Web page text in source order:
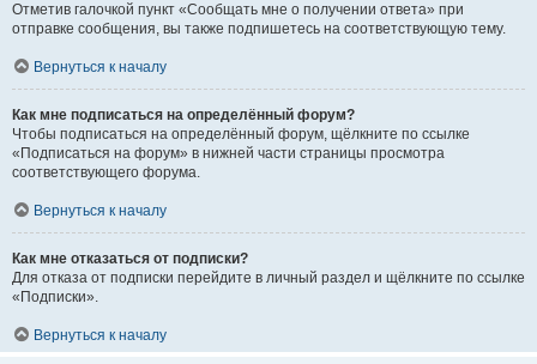
Отметив галочкой пункт «Сообщать мне о получении ответа» при
отправке сообщения, вы также подпишетесь на соответствующую тему.
Вернуться к началу
Как мне подписаться на определённый форум?
Чтобы подписаться на определённый форум, щёлкните по ссылке
«Подписаться на форум» в нижней части страницы просмотра
соответствующего форума.
Вернуться к началу
Как мне отказаться от подписки?
Для отказа от подписки перейдите в личный раздел и щёлкните по ссылке
«Подписки».
Вернуться к началу